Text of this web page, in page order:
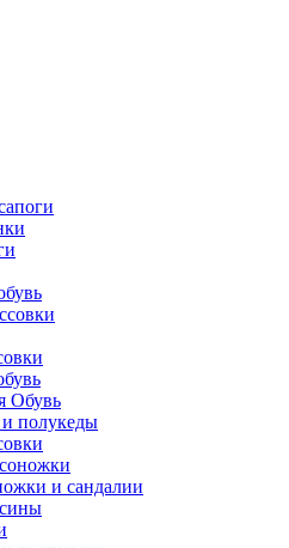
Обувь
полукеды
и сандалии